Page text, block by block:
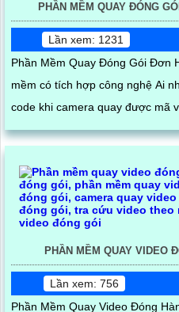
PHẦN MỀM QUAY ĐÓNG
Lần xem: 1231
Phần Mềm Quay Đóng Gói Đơn
mềm có tích hợp công nghệ Ai
code khi camera quay được mã
PHẦN MỀM QUAY VIDEO
Lần xem: 756
Phần Mềm Quay Video Đóng